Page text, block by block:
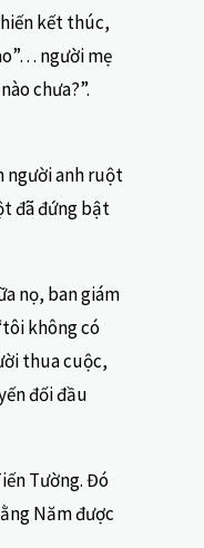
kết thúc,
người mẹ
chưa?”.
người anh ruột
đã đứng bật
nọ, ban giám
không có
thua cuộc,
đối đầu
Tường. Đó
Năm được